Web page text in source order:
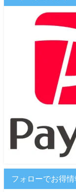
フォローでお得